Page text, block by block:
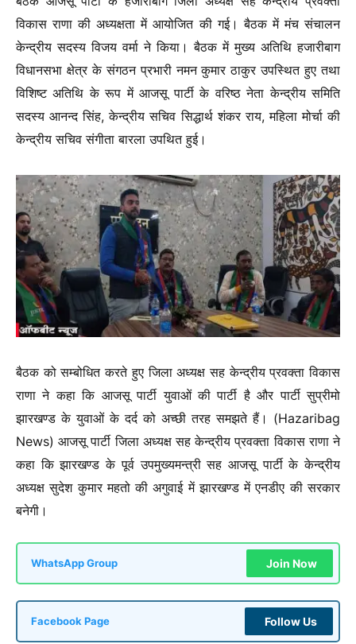
विकास राणा की अध्यक्षता में आयोजित की गई। बैठक में मंच संचालन
केन्द्रीय सदस्य विजय वर्मा ने किया। बैठक में मुख्य अतिथि हजारीबाग
विधानसभा क्षेत्र के संगठन प्रभारी नमन कुमार ठाकुर उपस्थित हुए तथा
विशिष्ट अतिथि के रूप में आजसू पार्टी के वरिष्ठ नेता केन्द्रीय समिति
सदस्य आनन्द सिंह, केन्द्रीय सचिव सिद्धार्थ शंकर राय, महिला मोर्चा की
केन्द्रीय सचिव संगीता बारला उपथित हुई।
बैठक को सम्बोधित करते हुए जिला अध्यक्ष सह केन्द्रीय प्रवक्ता विकास
राणा ने कहा कि आजसू पार्टी युवाओं की पार्टी है और पार्टी सुप्रीमो
झारखण्ड के युवाओं के दर्द को अच्छी तरह समझते हैं। (Hazaribag
News) आजसू पार्टी जिला अध्यक्ष सह केन्द्रीय प्रवक्ता विकास राणा ने
कहा कि झारखण्ड के पूर्व उपमुख्यमन्त्री सह आजसू पार्टी के केन्द्रीय
अध्यक्ष सुदेश कुमार महतो की अगुवाई में झारखण्ड में एनडीए की सरकार
बनेगी।
WhatsApp Group Join Now
Facebook Page Follow Us